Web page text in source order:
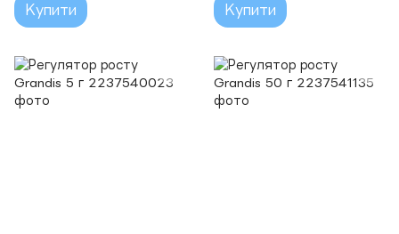
Купити Купити